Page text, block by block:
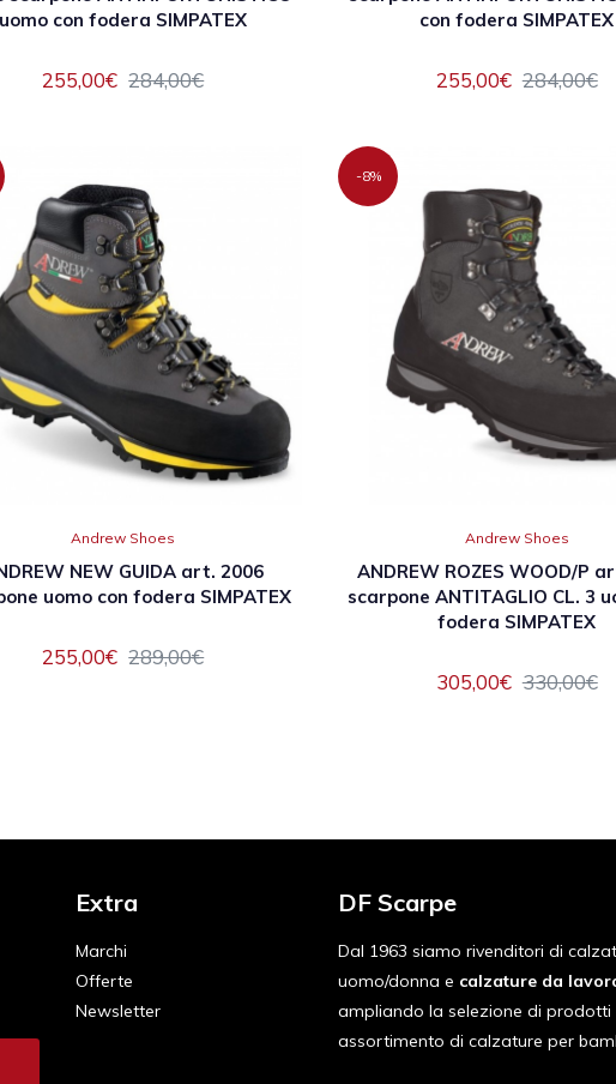
uomo con fodera SIMPATEX
255,00€ 284,00€
con fodera SIMPATEX
255,00€ 284,00€
Andrew Shoes
NEW GUIDA art. 2006
uomo con fodera SIMPATEX
255,00€ 289,00€
-8%
Andrew Shoes
ANDREW ROZES WOOD/P
scarpone ANTITAGLIO CL. 3
fodera SIMPATEX
305,00€ 330,00€
Extra
Marchi
Offerte
Newsletter
DF Scarpe
Dal 1963 siamo rivenditori di
uomo/donna e calzature da
ampliando la selezione di prodotti
assortimento di calzature per